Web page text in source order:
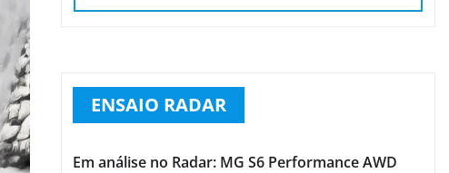
ENSAIO RADAR
Em análise no Radar: MG S6 Performance AWD